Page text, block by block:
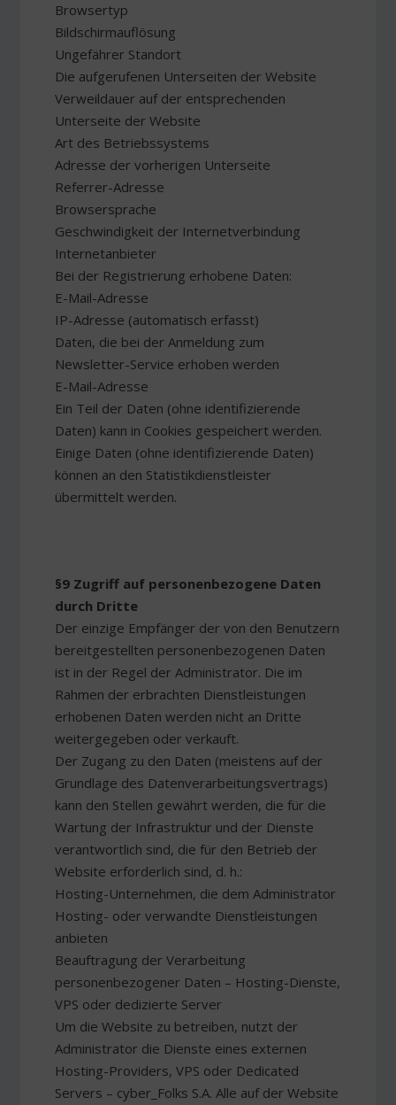
Browsertyp
Bildschirmauflösung
Ungefährer Standort
Die aufgerufenen Unterseiten der Website
Verweildauer auf der entsprechenden
Unterseite der Website
Art des Betriebssystems
Adresse der vorherigen Unterseite
Referrer-Adresse
Browsersprache
Geschwindigkeit der Internetverbindung
Internetanbieter
Bei der Registrierung erhobene Daten:
E-Mail-Adresse
IP-Adresse (automatisch erfasst)
Daten, die bei der Anmeldung zum
Newsletter-Service erhoben werden
E-Mail-Adresse
Ein Teil der Daten (ohne identifizierende
Daten) kann in Cookies gespeichert werden.
Einige Daten (ohne identifizierende Daten)
können an den Statistikdienstleister
übermittelt werden.
§9 Zugriff auf personenbezogene Daten
durch Dritte
Der einzige Empfänger der von den Benutzern
bereitgestellten personenbezogenen Daten
ist in der Regel der Administrator. Die im
Rahmen der erbrachten Dienstleistungen
erhobenen Daten werden nicht an Dritte
weitergegeben oder verkauft.
Der Zugang zu den Daten (meistens auf der
Grundlage des Datenverarbeitungsvertrags)
kann den Stellen gewährt werden, die für die
Wartung der Infrastruktur und der Dienste
verantwortlich sind, die für den Betrieb der
Website erforderlich sind, d. h.:
Hosting-Unternehmen, die dem Administrator
Hosting- oder verwandte Dienstleistungen
anbieten
Beauftragung der Verarbeitung
personenbezogener Daten – Hosting-Dienste,
VPS oder dedizierte Server
Um die Website zu betreiben, nutzt der
Administrator die Dienste eines externen
Hosting-Providers, VPS oder Dedicated
Servers – cyber_Folks S.A. Alle auf der Website